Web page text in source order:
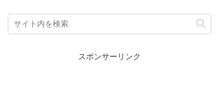
スポンサーリンク